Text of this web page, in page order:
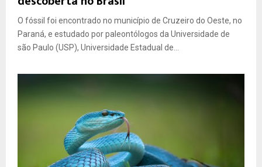
O fóssil foi encontrado no município de Cruzeiro do Oeste, no
Paraná, e estudado por paleontólogos da Universidade de
são Paulo (USP), Universidade Estadual de...